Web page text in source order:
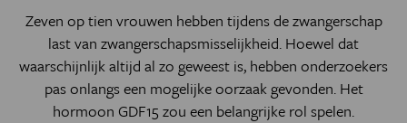
Zeven op tien vrouwen hebben tijdens de zwangerschap
last van zwangerschapsmisselijkheid. Hoewel dat
waarschijnlijk altijd al zo geweest is, hebben onderzoekers
pas onlangs een mogelijke oorzaak gevonden. Het
hormoon GDF15 zou een belangrijke rol spelen.